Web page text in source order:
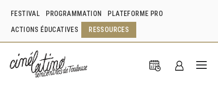
FESTIVAL PROGRAMMATION PLATEFORME PRO
ACTIONS ÉDUCATIVES RESSOURCES